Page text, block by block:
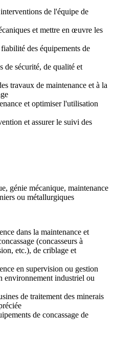
de l'équipe de
et mettre en œuvre les
des équipements de
de sécurité, de qualité et
travaux de maintenance et à la
et optimiser l'utilisation
et assurer le suivi des
génie mécanique, maintenance
ou métallurgiques
dans la maintenance et
(concasseurs à
etc.), de criblage et
en supervision ou gestion
environnement industriel ou
de traitement des minerais
de concassage de